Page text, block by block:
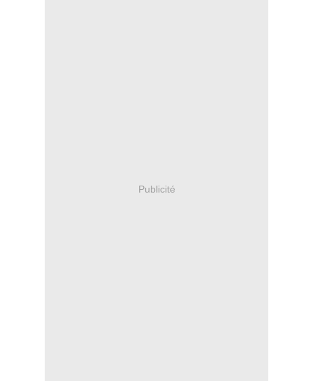
Publicité